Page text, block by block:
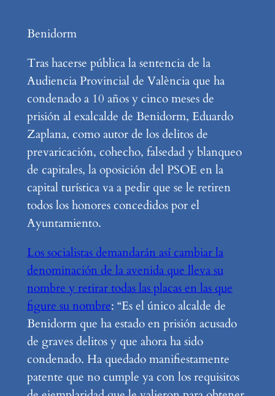
Benidorm
Tras hacerse pública la sentencia de la
Audiencia Provincial de València que ha
condenado a 10 años y cinco meses de
prisión al exalcalde de Benidorm, Eduardo
Zaplana, como autor de los delitos de
prevaricación, cohecho, falsedad y blanqueo
de capitales, la oposición del PSOE en la
capital turística va a pedir que se le retiren
todos los honores concedidos por el
Ayuntamiento.
Los socialistas demandarán así cambiar la
denominación de la avenida que lleva su
nombre y retirar todas las placas en las que
figure su nombre: “Es el único alcalde de
Benidorm que ha estado en prisión acusado
de graves delitos y que ahora ha sido
condenado. Ha quedado manifiestamente
patente que no cumple ya con los requisitos